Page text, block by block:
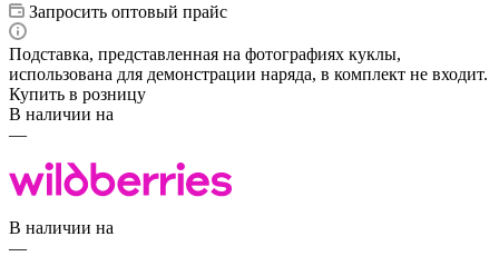
Запросить оптовый прайс
Подставка, представленная на фотографиях куклы,
использована для демонстрации наряда, в комплект не входит.
Купить в розницу
В наличии на
—
В наличии на
—